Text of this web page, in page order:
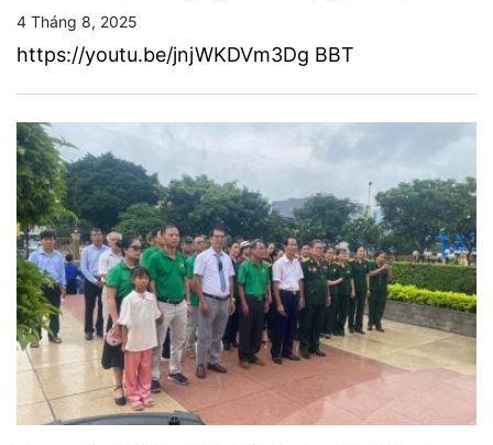
4 Tháng 8, 2025
https://youtu.be/jnjWKDVm3Dg BBT